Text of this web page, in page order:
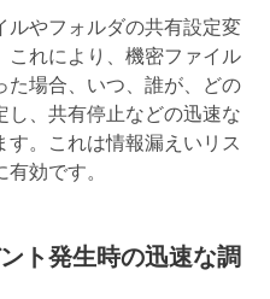
ルやフォルダの共有設定変
これにより、機密ファイル
た場合、いつ、誰が、どの
し、共有停止などの迅速な
。これは情報漏えいリス
効です。
ト発生時の迅速な調